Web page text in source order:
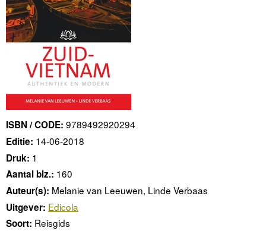
ISBN / CODE: 9789492920294
Editie: 14-06-2018
Druk: 1
Aantal blz.: 160
Auteur(s): Melanie van Leeuwen, Linde Verbaas
Uitgever: Edicola
Soort: Reisgids